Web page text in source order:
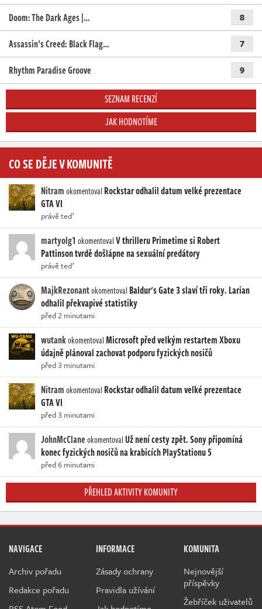
Doom: The Dark Ages |… 8
Assassin’s Creed: Black Flag… 7
Rhythm Paradise Groove 9
SEZNAM RECENZÍ
JAK HODNOTÍME
CO SE DĚJE V KOMUNITĚ
Nitramokomentoval Rockstar odhalil datum velké prezentace
GTA VI
právě teď
martyolg1 okomentovalV thrilleru Primetime si Robert
Pattinson tvrdě došlápne na sexuální predátory
právě teď
MajkRezonantokomentoval Baldur's Gate 3 slaví tři roky. Larian
odhalil překvapivé statistiky
před 2 minutami
wutankokomentovalMicrosoft před velkým restartem Xboxu
údajně plánoval zachovat podporu fyzických nosičů
před 3 minutami
Nitramokomentoval Rockstar odhalil datum velké prezentace
GTA VI
před 3 minutami
JohnMcClaneokomentovalUž není cesty zpět. Sony připomíná
konec fyzických nosičů na krabicích PlayStationu 5
před 6 minutami
PŘEHLED AKTIVITY KOMUNITY
NAVIGACE
Archiv pořadu
Redakce pořadu
INFORMACE
Zásady ochrany
Pravidla užívání
KOMUNITA
Nejnovější
příspěvky
Žebříček uživatelů